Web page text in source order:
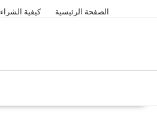
الصفحة الرئيسية كيفية الشراء